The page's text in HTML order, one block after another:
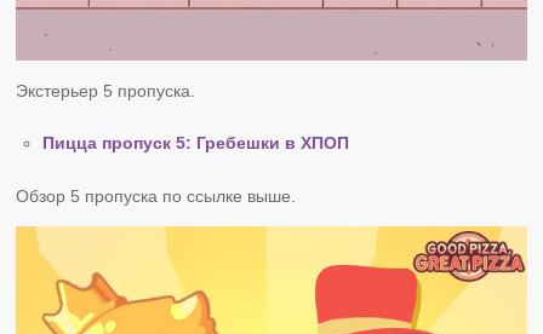
Экстерьер 5 пропуска.
Пицца пропуск 5: Гребешки в ХПОП
Обзор 5 пропуска по ссылке выше.